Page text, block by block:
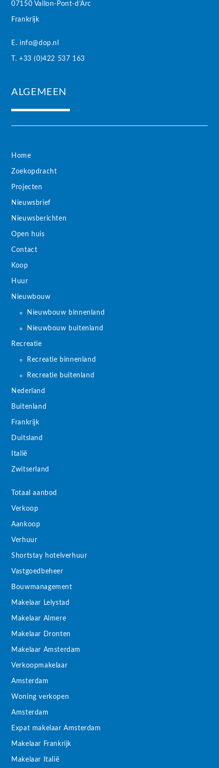
07150 Vallon-Pont-d’Arc
Frankrijk
E. info@dop.nl
T. +33 (0)422 537 163
ALGEMEEN
Home
Zoekopdracht
Projecten
Nieuwsbrief
Nieuwsberichten
Open huis
Contact
Koop
Huur
Nieuwbouw
Nieuwbouw binnenland
Nieuwbouw buitenland
Recreatie
Recreatie binnenland
Recreatie buitenland
Nederland
Buitenland
Frankrijk
Duitsland
Italië
Zwitserland
Totaal aanbod
Verkoop
Aankoop
Verhuur
Shortstay hotelverhuur
Vastgoedbeheer
Bouwmanagement
Makelaar Lelystad
Makelaar Almere
Makelaar Dronten
Makelaar Amsterdam
Verkoopmakelaar
Amsterdam
Woning verkopen
Amsterdam
Expat makelaar Amsterdam
Makelaar Frankrijk
Makelaar Italië